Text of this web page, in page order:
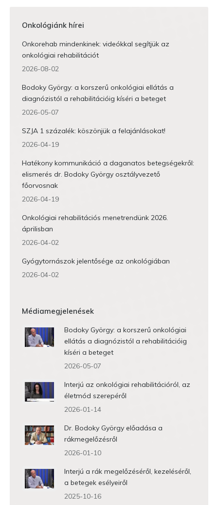
Onkológiánk hírei
Onkorehab mindenkinek: videókkal segítjük az
onkológiai rehabilitációt
2026-08-02
Bodoky György: a korszerű onkológiai ellátás a
diagnózistól a rehabilitációig kíséri a beteget
2026-05-07
SZJA 1 százalék: köszönjük a felajánlásokat!
2026-04-19
Hatékony kommunikáció a daganatos betegségekről:
elismerés dr. Bodoky György osztályvezető
főorvosnak
2026-04-19
Onkológiai rehabilitációs menetrendünk 2026.
áprilisban
2026-04-02
Gyógytornászok jelentősége az onkológiában
2026-04-02
Médiamegjelenések
Bodoky György: a korszerű onkológiai
ellátás a diagnózistól a rehabilitációig
kíséri a beteget
2026-05-07
Interjú az onkológiai rehabilitációról, az
életmód szerepéről
2026-01-14
Dr. Bodoky György előadása a
rákmegelőzésről
2026-01-10
Interjú a rák megelőzéséről, kezeléséről,
a betegek esélyeiről
2025-10-16